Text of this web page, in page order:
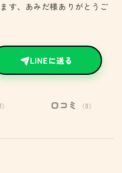
す、あみだ様ありがとうご
LINEに送る
口コミ （0）